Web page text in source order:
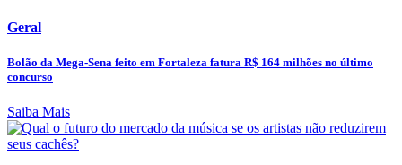
Geral
Bolão da Mega-Sena feito em Fortaleza fatura R$ 164 milhões no último
concurso
Saiba Mais